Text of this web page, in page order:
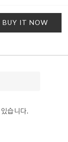
BUY IT NOW
습니다.